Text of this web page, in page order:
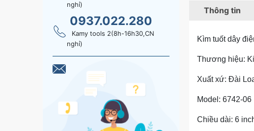
Thông tin
Kìm tuốt dây
Thương hiệu:
Xuất xứ: Đài
Model: 6742-06
Chiều dài: 6
nghỉ)
0937.022.280
Kamy tools 2(8h-16h30,CN
nghỉ)